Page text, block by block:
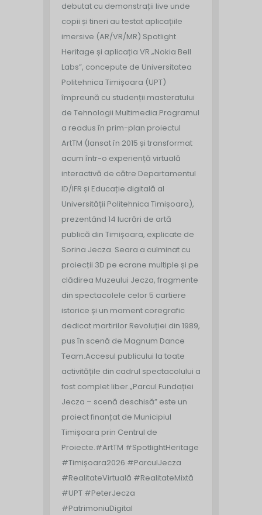
debutat cu demonstrații live unde
copii și tineri au testat aplicațiile
imersive (AR/VR/MR) Spotlight
Heritage și aplicația VR „Nokia Bell
Labs”, concepute de Universitatea
Politehnica Timișoara (UPT)
împreună cu studenții masteratului
de Tehnologii Multimedia.Programul
a readus în prim-plan proiectul
ArtTM (lansat în 2015 și transformat
acum într-o experiență virtuală
interactivă de către Departamentul
ID/IFR și Educație digitală al
Universității Politehnica Timișoara),
prezentând 14 lucrări de artă
publică din Timișoara, explicate de
Sorina Jecza. Seara a culminat cu
proiecții 3D pe ecrane multiple și pe
clădirea Muzeului Jecza, fragmente
din spectacolele celor 5 cartiere
istorice și un moment coregrafic
dedicat martirilor Revoluției din 1989,
pus în scenă de Magnum Dance
Team.Accesul publicului la toate
activitățile din cadrul spectacolului a
fost complet liber.„Parcul Fundației
Jecza – scenă deschisă” este un
proiect finanțat de Municipiul
Timișoara prin Centrul de
Proiecte.#ArtTM #SpotlightHeritage
#Timișoara2026 #ParculJecza
#RealitateVirtuală #RealitateMixtă
#UPT #PeterJecza
#PatrimoniuDigital